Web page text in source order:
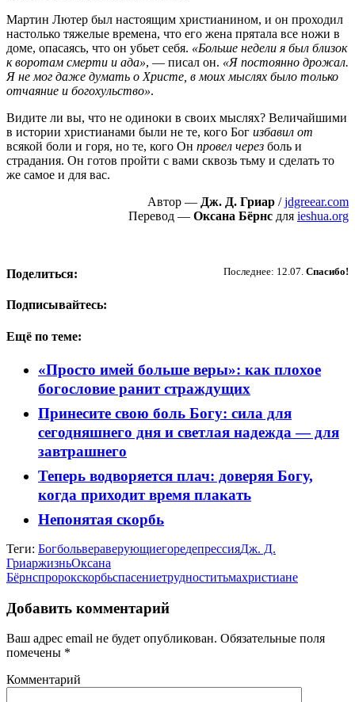
Мартин Лютер был настоящим христианином, и он проходил
настолько тяжелые времена, что его жена прятала все ножи в
доме, опасаясь, что он убьет себя. «Больше недели я был близок
к воротам смерти и ада», — писал он. «Я постоянно дрожал.
Я не мог даже думать о Христе, в моих мыслях было только
отчаяние и богохульство».
Видите ли вы, что не одиноки в своих мыслях? Величайшими
в истории христианами были не те, кого Бог избавил от
всякой боли и горя, но те, кого Он провел через боль и
страдания. Он готов пройти с вами сквозь тьму и сделать то
же самое и для вас.
Автор — Дж. Д. Гриар /jdgreear.com
Перевод — Оксана Бёрнс для ieshua.org
Последнее: 12.07. Спасибо!
Поделиться:
Подписывайтесь:
Ещё по теме:
«Просто имей больше веры»: как плохое
богословие ранит страждущих
Принесите свою боль Богу: сила для
сегодняшнего дня и светлая надежда — для
завтрашнего
Теперь водворяется плач: доверяя Богу,
когда приходит время плакать
Непонятая скорбь
Теги: БогбольвераверующиегоредепрессияДж. Д.
ГриаржизньОксана
Бёрнспророкскорбьспасениетрудноститьмахристиане
Добавить комментарий
Ваш адрес email не будет опубликован. Обязательные поля
помечены *
Комментарий